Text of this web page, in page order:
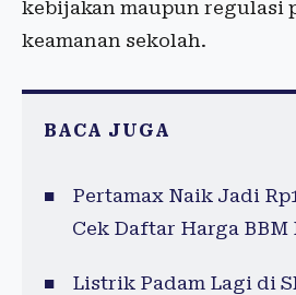
kebijakan maupun regulasi
keamanan sekolah.
BACA JUGA
Pertamax Naik Jadi
Cek Daftar Harga BBM
Listrik Padam Lagi di